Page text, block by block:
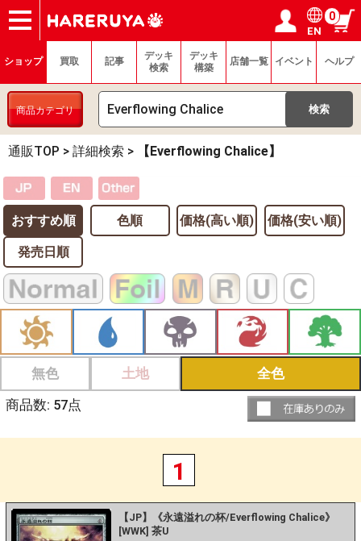
ショップ
買取
記事
デッキ検索
デッキ構築
選手一覧
店舗一覧
イベント
ヘルプ
お問い合わせ ログイン／会員登録
マイページ
EN
0
ショップ 買取 記事
デッキ
検索
デッキ
構築
店舗一覧 イベント ヘルプ
商品カテゴリ
通販TOP > 詳細検索 > 【Everflowing Chalice】
おすすめ順 色順 価格(高い順) 価格(安い順)
発売日順
無色 土地 全色
商品数: 57点
1
【JP】《永遠溢れの杯/Everflowing Chalice》
[WWK] 茶U